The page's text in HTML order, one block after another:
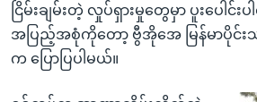
ငြိမ်းချမ်းတဲ့ လှုပ်ရှားမှုတွေမှာ ပူးပေါင်း
အပြည့်အစုံကိုတော့ ဗွီအိုအေ မြန်မာပိုင်
က ပြောပြပါမယ်။